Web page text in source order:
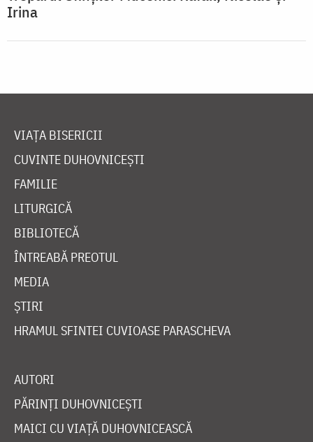
Irina
VIAȚA BISERICII
CUVINTE DUHOVNICEȘTI
FAMILIE
LITURGICĂ
BIBLIOTECĂ
ÎNTREABĂ PREOTUL
MEDIA
ȘTIRI
HRAMUL SFINTEI CUVIOASE PARASCHEVA
AUTORI
PĂRINȚI DUHOVNICEȘTI
MAICI CU VIAȚĂ DUHOVNICEASCĂ